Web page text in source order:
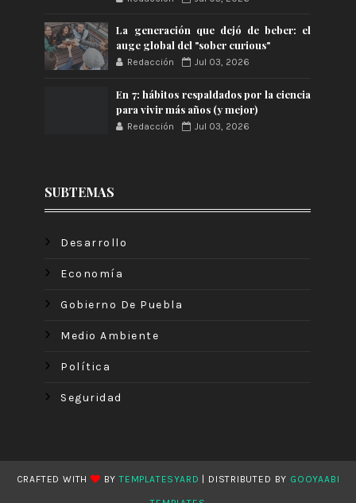
La generación que dejó de beber: el
auge global del "sober curious"
Redacción Jul 03, 2026
En 7: hábitos respaldados por la ciencia
para vivir más años (y mejor)
Redacción Jul 03, 2026
SUBTEMAS
Desarrollo
Economía
Gobierno De Puebla
Medio Ambiente
Política
Seguridad
CRAFTED WITH BYTEMPLATESYARD | DISTRIBUTED BY GOOYAABI